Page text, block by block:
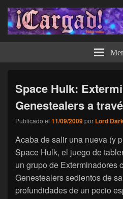
¡Cargad!
Space Hulk:
Genestealers a
Publicado el 11/09/2009por Lord
Acaba de salir una nueva (y
Space Hulk, el juego de
un grupo de Exterminadores
Genestealers sedientos de
profundidades de un pecio